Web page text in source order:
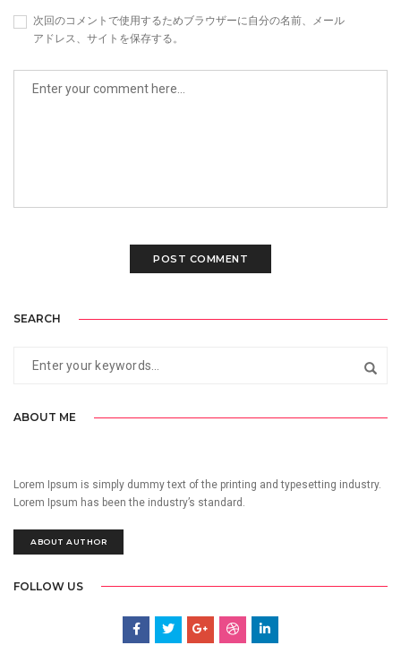
次回のコメントで使用するためブラウザーに自分の名前、メール
アドレス、サイトを保存する。
SEARCH
ABOUT ME
Lorem Ipsum is simply dummy text of the printing and typesetting industry.
Lorem Ipsum has been the industry’s standard.
ABOUT AUTHOR
FOLLOW US